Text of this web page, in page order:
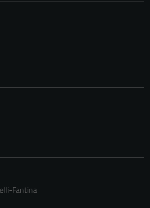
Fantina
Tecnici